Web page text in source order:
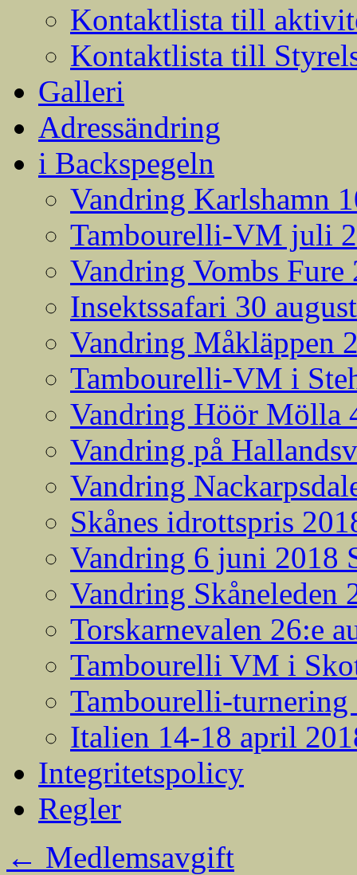
Kontaktlista till
Kontaktlista till
Galleri
Adressändring
i Backspegeln
Vandring Karlshamn
Tambourelli-VM juli
Vandring Vombs
Insektssafari 30
Vandring Måkläppen
Tambourelli-VM i
Vandring Höör Mölla
Vandring på
Vandring
Skånes idrottspris
Vandring 6 juni 2018
Vandring Skåneleden
Torskarnevalen 26:e
Tambourelli VM i
Tambourelli-turnering
Italien 14-18 april
Integritetspolicy
Regler
← Medlemsavgift